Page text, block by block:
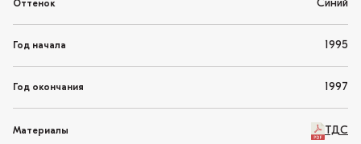
Оттенок Синий
Год начала 1995
Год окончания 1997
Материалы ТДС